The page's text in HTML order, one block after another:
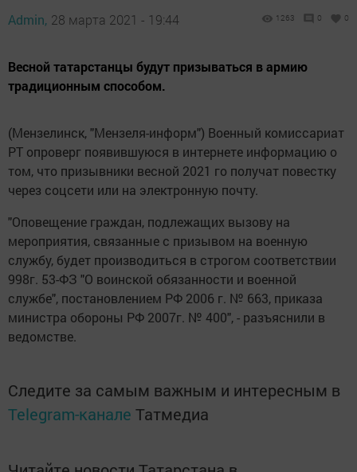
Admin, 28 марта 2021 - 19:44 1263 0 0
Весной татарстанцы будут призываться в армию
традиционным способом.
(Мензелинск, "Мензеля-информ") Военный комиссариат
РТ опроверг появившуюся в интернете информацию о
том, что призывники весной 2021 го получат повестку
через соцсети или на электронную почту.
"Оповещение граждан, подлежащих вызову на
мероприятия, связанные с призывом на военную
службу, будет производиться в строгом соответствии
998г. 53-ФЗ "О воинской обязанности и военной
службе", постановлением РФ 2006 г. № 663, приказа
министра обороны РФ 2007г. № 400", - разъяснили в
ведомстве.
Следите за самым важным и интересным в
Telegram-канале Татмедиа